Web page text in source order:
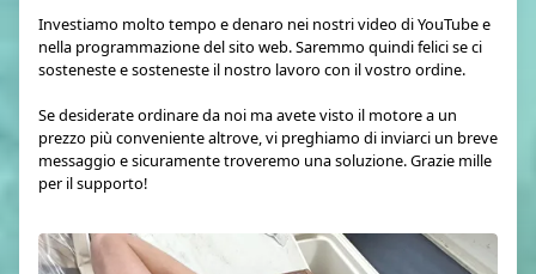
Investiamo molto tempo e denaro nei nostri video di YouTube e
nella programmazione del sito web. Saremmo quindi felici se ci
sosteneste e sosteneste il nostro lavoro con il vostro ordine.
Se desiderate ordinare da noi ma avete visto il motore a un
prezzo più conveniente altrove, vi preghiamo di inviarci un breve
messaggio e sicuramente troveremo una soluzione. Grazie mille
per il supporto!